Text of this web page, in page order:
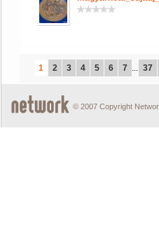
1 2 3 4 5 6 7 ... 37
© 2007 Copyright